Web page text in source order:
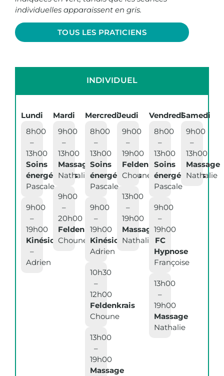
individuelles apparaissent en gris.
TOUS LES PRATICIENS
INDIVIDUEL
Lundi
8h00
–
13h00
Soins
énergétiques
Pascale
9h00
–
19h00
Kinésiologie
–
Adrien
Mardi
9h00
–
13h00
Massage
Nathalie
9h00
–
20h00
Feldenkrais
Choune
Mercredi
8h00
–
13h00
Soins
énergétiques
Pascale
9h00
–
19h00
Kinésiologie
Adrien
10h30
–
12h00
Feldenkrais
Choune
13h00
–
19h00
Massage
Jeudi
9h00
–
19h00
Feldenkrais
Choune
13h00
–
19h00
Massage
Nathalie
Vendredi
8h00
–
13h00
Soins
énergétiques
Pascale
9h00
–
19h00
FC
Hypnose
Françoise
13h00
–
19h00
Massage
Nathalie
Samedi
9h00
–
13h00
Massage
Nathalie